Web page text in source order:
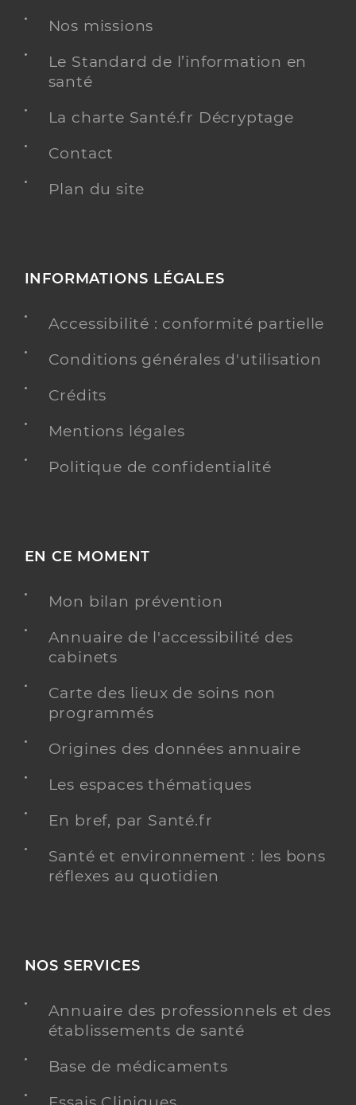
Nos missions
Le Standard de l’information en
santé
La charte Santé.fr Décryptage
Contact
Plan du site
INFORMATIONS LÉGALES
Accessibilité : conformité partielle
Conditions générales d'utilisation
Crédits
Mentions légales
Politique de confidentialité
EN CE MOMENT
Mon bilan prévention
Annuaire de l'accessibilité des
cabinets
Carte des lieux de soins non
programmés
Origines des données annuaire
Les espaces thématiques
En bref, par Santé.fr
Santé et environnement : les bons
réflexes au quotidien
NOS SERVICES
Annuaire des professionnels et des
établissements de santé
Base de médicaments